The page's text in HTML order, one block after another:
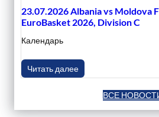
23.07.2026 Albania vs Moldova
EuroBasket 2026, Division C
Календарь
Читать далее
ВСЕ